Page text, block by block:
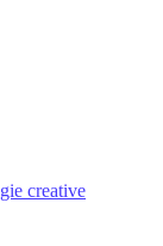
creative